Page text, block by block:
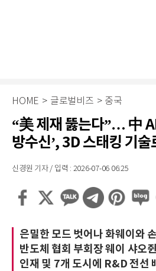
HOME > 글로벌비즈 > 중국
“美 제재 뚫는다”… 中
방수신’, 3D 스태킹 기술
신경원 기자 / 입력 : 2026-07-06 06:25
은밀한 모드 벗어나 화웨이와
반도체 협회 부회장 웨이 샤
인재 및 7개 도시에 R&D 전선